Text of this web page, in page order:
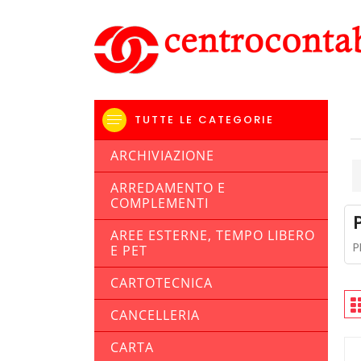
TUTTE LE CATEGORIE
ARCHIVIAZIONE
ARREDAMENTO E
COMPLEMENTI
AREE ESTERNE, TEMPO LIBERO
E PET
CARTOTECNICA
CANCELLERIA
CARTA